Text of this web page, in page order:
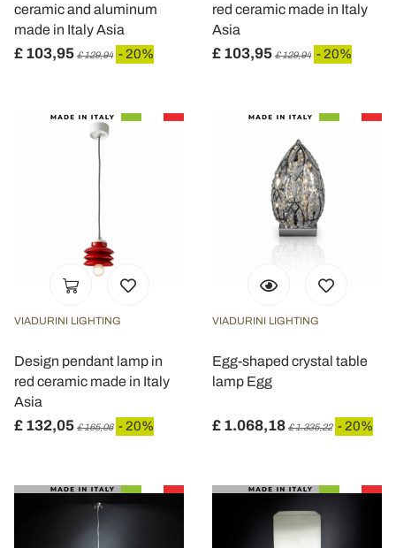
ceramic and aluminum
made in Italy Asia
£ 103,95 £ 129,94 - 20%
red ceramic made in Italy
Asia
£ 103,95 £ 129,94 - 20%
VIADURINI LIGHTING
Design pendant lamp in
red ceramic made in Italy
Asia
£ 132,05 £ 165,06 - 20%
VIADURINI LIGHTING
Egg-shaped crystal table
lamp Egg
£ 1.068,18 £ 1.335,22 - 20%